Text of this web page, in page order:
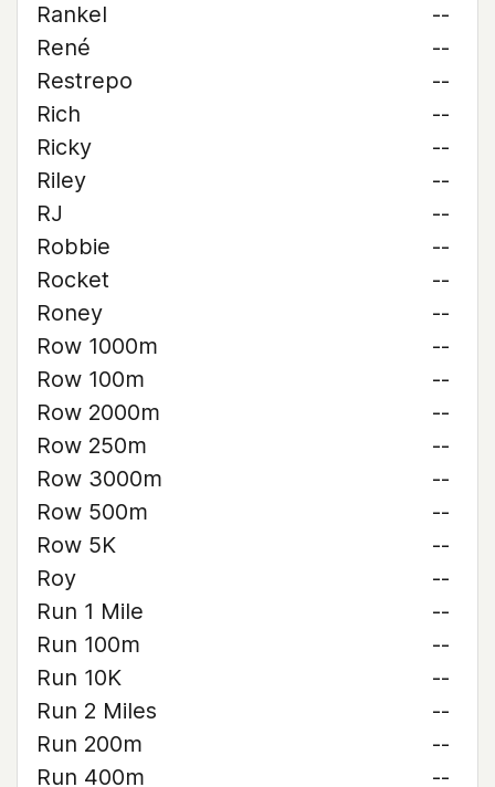
Rankel
--
René
--
Restrepo
--
Rich
--
Ricky
--
Riley
--
RJ
--
Robbie
--
Rocket
--
Roney
--
Row 1000m
--
Row 100m
--
Row 2000m
--
Row 250m
--
Row 3000m
--
Row 500m
--
Row 5K
--
Roy
--
Run 1 Mile
--
Run 100m
--
Run 10K
--
Run 2 Miles
--
Run 200m
--
Run 400m
--